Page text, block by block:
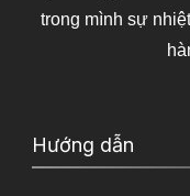
trong mình sự
Hướng dẫn